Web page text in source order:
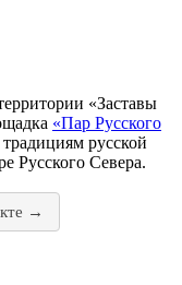
«Заставы
«Пар Русского
русской
Русского Севера.
→